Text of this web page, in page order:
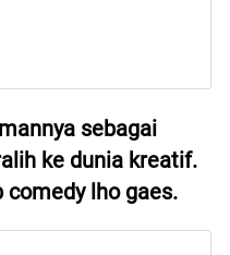
sebagai
ke dunia kreatif.
comedy lho gaes.